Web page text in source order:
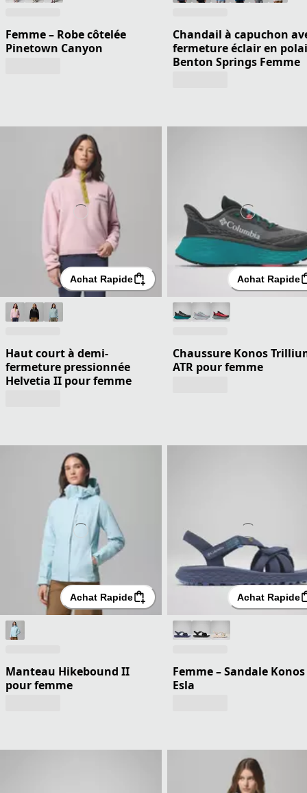
Femme – Robe côtelée
Pinetown Canyon
Chandail à capuchon
fermeture éclair en
Benton Springs Femme
Achat Rapide
Haut court à demi-
fermeture pressionnée
Helvetia II pour femme
Achat Rapide
Chaussure Konos
ATR pour femme
Achat Rapide
Manteau Hikebound II
pour femme
Achat Rapide
Femme – Sandale Konos
Esla